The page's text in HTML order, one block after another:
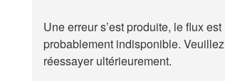
Une erreur s’est produite, le flux est
probablement indisponible. Veuillez
réessayer ultérieurement.